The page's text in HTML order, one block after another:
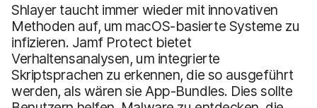
Shlayer taucht immer wieder mit innovativen
Methoden auf, um macOS-basierte Systeme zu
infizieren. Jamf Protect bietet
Verhaltensanalysen, um integrierte
Skriptsprachen zu erkennen, die so ausgeführt
werden, als wären sie App-Bundles. Dies sollte